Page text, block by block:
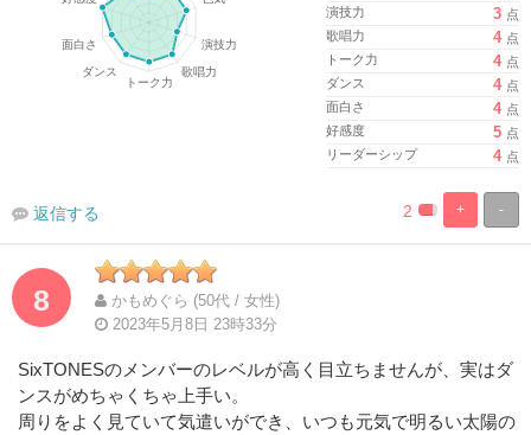
演技力
3 点
歌唱力
4 点
トーク力
4 点
ダンス
4 点
面白さ
4 点
好感度
5 点
リーダーシップ
4 点
-
+
%100%
2
返信する
8
かもめぐら (50代 / 女性)
2023年5月8日 23時33分
SixTONESのメンバーのレベルが高く目立ちませんが、実はダ
ンスがめちゃくちゃ上手い。
周りをよく見ていて気遣いができ、いつも元気で明るい太陽の